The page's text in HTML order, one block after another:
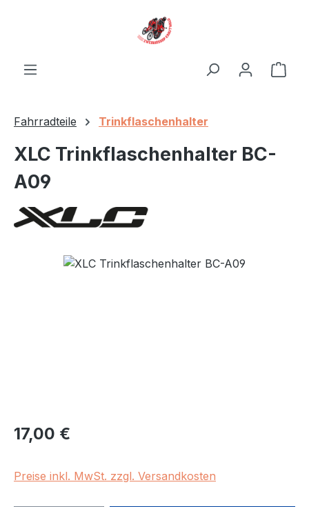
Fahrradteile Trinkflaschenhalter
XLC Trinkflaschenhalter BC-
A09
Bildergalerie überspringen
Regulärer Preis:
17,00 €
Preise inkl. MwSt. zzgl. Versandkosten